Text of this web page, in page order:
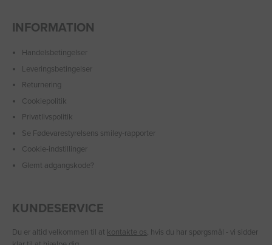
INFORMATION
Handelsbetingelser
Leveringsbetingelser
Returnering
Cookiepolitik
Privatlivspolitik
Se Fødevarestyrelsens smiley-rapporter
Cookie-indstillinger
Glemt adgangskode?
KUNDESERVICE
Du er altid velkommen til at kontakte os, hvis du har spørgsmål - vi sidder